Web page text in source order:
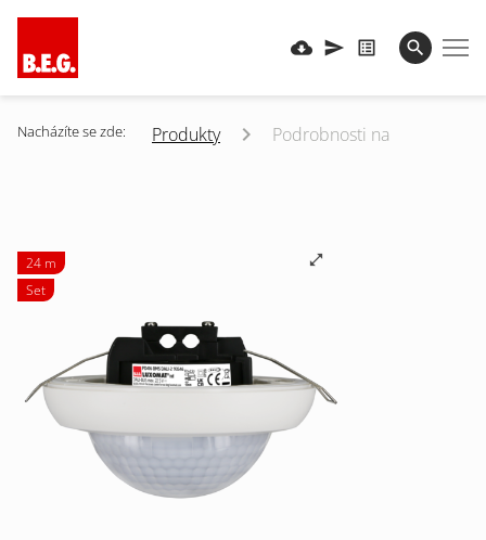
Nacházíte se zde: Produkty Podrobnosti na
24 m
Set